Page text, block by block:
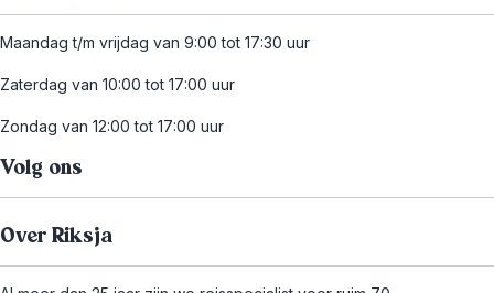
Maandag t/m vrijdag van 9:00 tot 17:30 uur
Zaterdag van 10:00 tot 17:00 uur
Zondag van 12:00 tot 17:00 uur
Volg ons
Over Riksja